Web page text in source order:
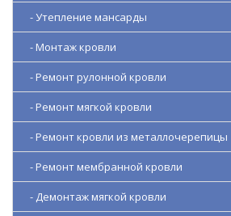
- Утепление мансарды
- Монтаж кровли
- Ремонт рулонной кровли
- Ремонт мягкой кровли
- Ремонт кровли из металлочерепицы
- Ремонт мембранной кровли
- Демонтаж мягкой кровли